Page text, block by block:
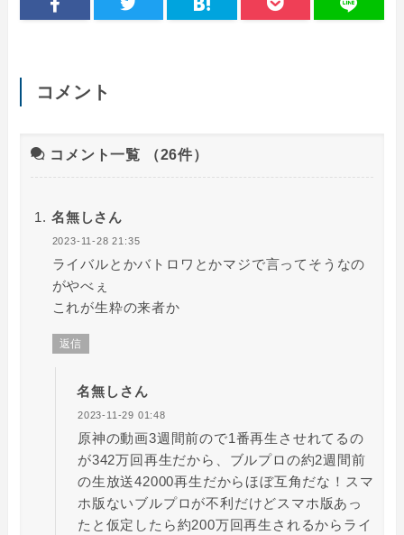
コメント
コメント一覧 （26件）
名無しさん
2023-11-28 21:35
ライバルとかバトロワとかマジで言ってそうなの
がやべぇ
これが生粋の来者か
返信
名無しさん
2023-11-29 01:48
原神の動画3週間前ので1番再生させれてるの
が342万回再生だから、ブルプロの約2週間前
の生放送42000再生だからほぼ互角だな！スマ
ホ版ないブルプロが不利だけどスマホ版あっ
たと仮定したら約200万回再生されるからライ